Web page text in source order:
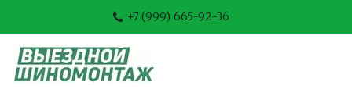
+7 (999) 665-92-36